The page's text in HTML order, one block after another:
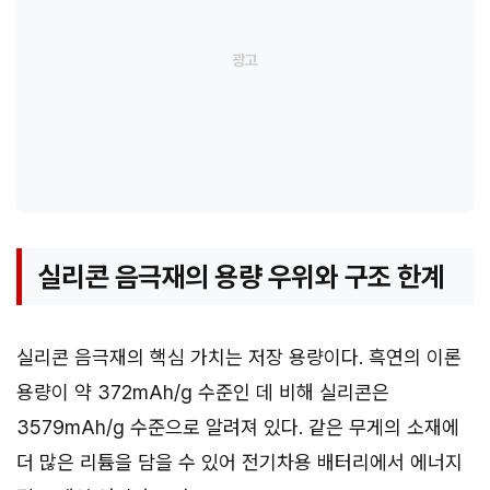
실리콘 음극재의 용량 우위와 구조 한계
실리콘 음극재의 핵심 가치는 저장 용량이다. 흑연의 이론
용량이 약 372mAh/g 수준인 데 비해 실리콘은
3579mAh/g 수준으로 알려져 있다. 같은 무게의 소재에
더 많은 리튬을 담을 수 있어 전기차용 배터리에서 에너지